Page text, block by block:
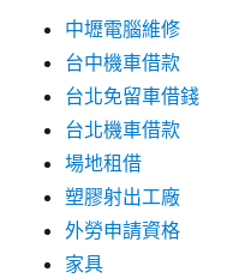
中壢電腦維修
台中機車借款
台北免留車借錢
台北機車借款
場地租借
塑膠射出工廠
外勞申請資格
家具